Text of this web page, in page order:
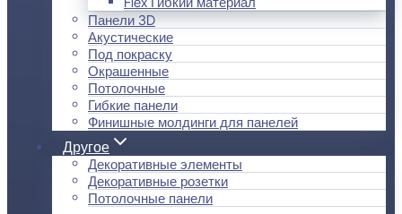
Панели 3D
Акустические
Под покраску
Окрашенные
Потолочные
Гибкие панели
Финишные молдинги для панелей
Другое
Декоративные элементы
Декоративные розетки
Потолочные панели